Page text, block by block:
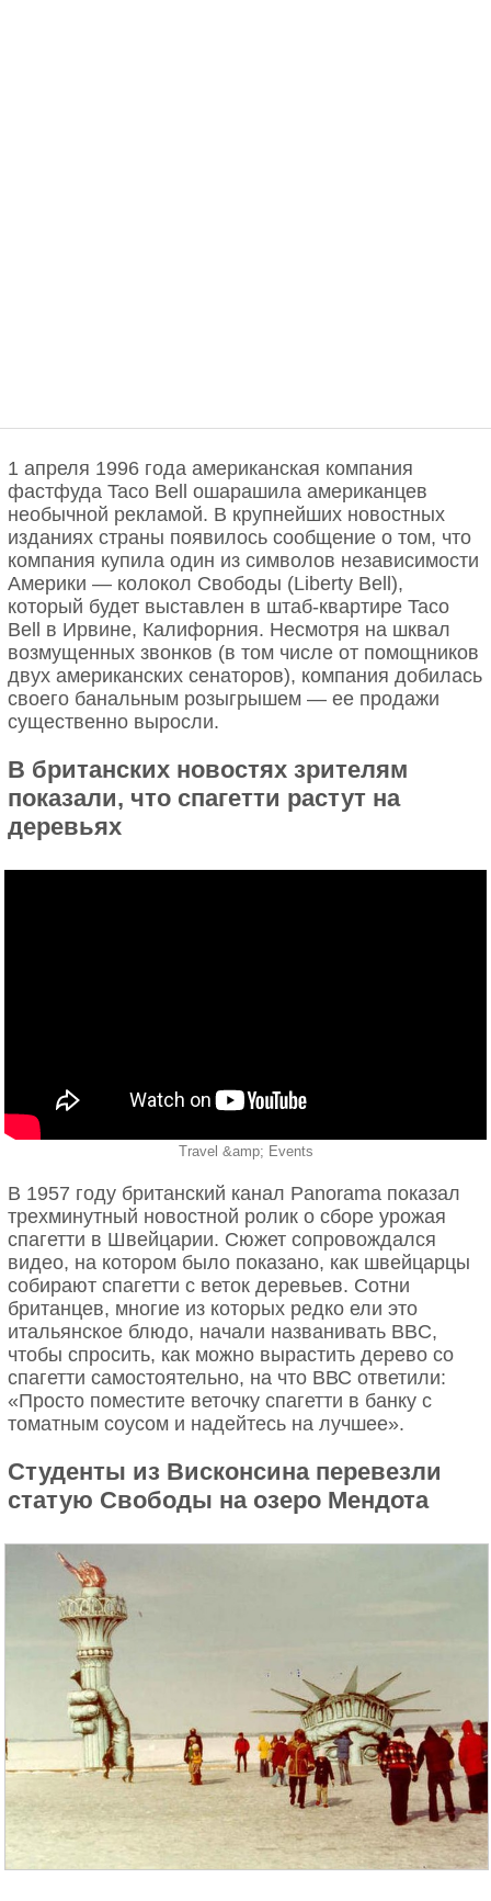
1 апреля 1996 года американская компания
фастфуда Taco Bell ошарашила американцев
необычной рекламой. В крупнейших новостных
изданиях страны появилось сообщение о том, что
компания купила один из символов независимости
Америки — колокол Свободы (Liberty Bell),
который будет выставлен в штаб-квартире Taco
Bell в Ирвине, Калифорния. Несмотря на шквал
возмущенных звонков (в том числе от помощников
двух американских сенаторов), компания добилась
своего банальным розыгрышем — ее продажи
существенно выросли.
В британских новостях зрителям
показали, что спагетти растут на
деревьях
Travel &amp; Events
В 1957 году британский канал Panorama показал
трехминутный новостной ролик о сборе урожая
спагетти в Швейцарии. Сюжет сопровождался
видео, на котором было показано, как швейцарцы
собирают спагетти с веток деревьев. Сотни
британцев, многие из которых редко ели это
итальянское блюдо, начали названивать BBC,
чтобы спросить, как можно вырастить дерево со
спагетти самостоятельно, на что ВВС ответили:
«Просто поместите веточку спагетти в банку с
томатным соусом и надейтесь на лучшее».
Студенты из Висконсина перевезли
статую Свободы на озеро Мендота